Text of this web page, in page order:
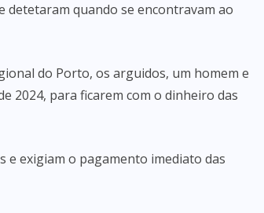
quando se encontravam ao
do Porto, os arguidos, um homem e
2024, para ficarem com o dinheiro das
e exigiam o pagamento imediato das